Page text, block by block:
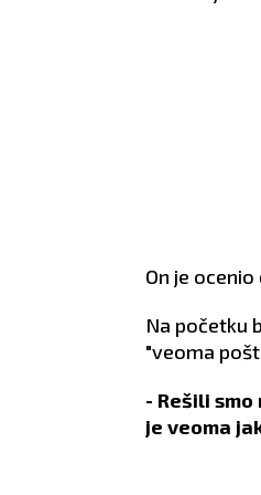
On je
Na početku
"veoma
- Rešili
je veoma